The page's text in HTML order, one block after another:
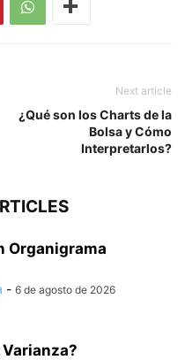
Next article
¿Qué son los Charts de la
Bolsa y Cómo
Interpretarlos?
Organigrama
- 6 de agosto de 2026
Varianza?